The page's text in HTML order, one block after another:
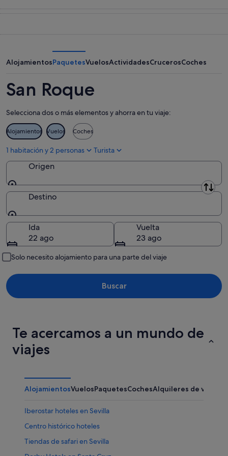
-
ago
la
9
ago
10
ago
el
fin
de
14
ago
-
16
AlojamientosPaquetesVuelosActividadesCrucerosCoches
San Roque
Selecciona dos o más elementos y ahorra en tu viaje:
Alojamientos Vuelos Coches
1 habitación y 2 personas Turista
Origen
Origen
Destino
Destino
Ida
22 ago
Vuelta
23 ago
Solo necesito alojamiento para una parte del viaje
Buscar
Te acercamos a un mundo de
viajes
AlojamientosVuelosPaquetesCochesAlquileres de
Iberostar hoteles en Sevilla
Centro histórico hoteles
Tiendas de safari en Sevilla